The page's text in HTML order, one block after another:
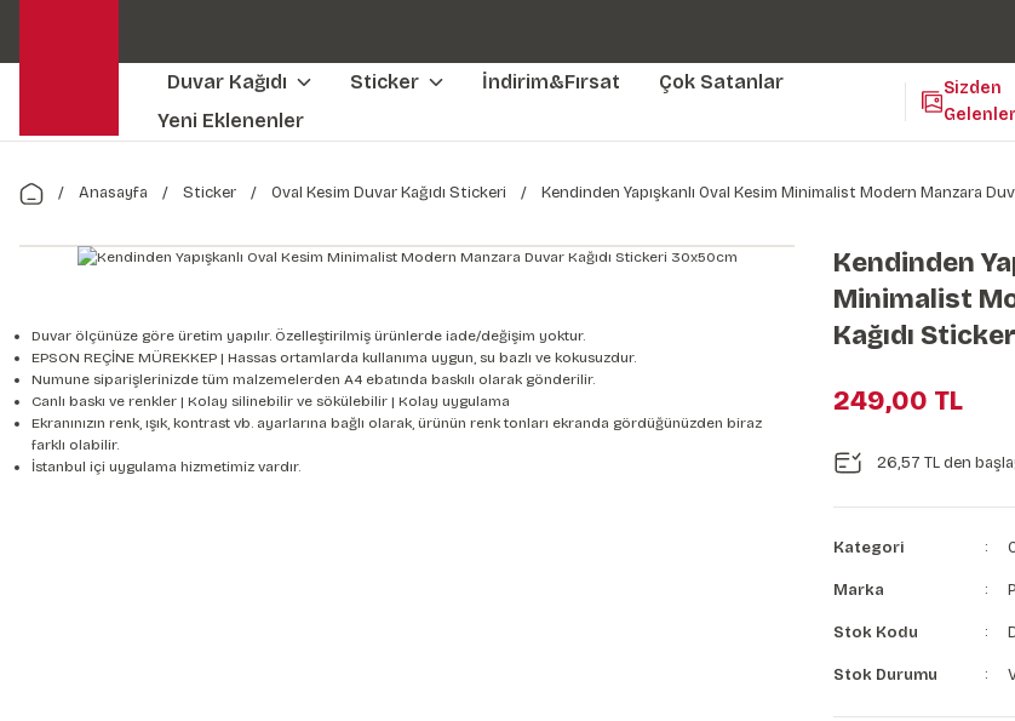
Kendinden Yapışkanlı Kolay Uygulanan Duvar
Duvar Kağıdı Sticker İndirim&Fırsat
Çok Satanlar
Yeni Eklenenler
Sizden
Gelenler
Anasayfa Sticker Oval Kesim Duvar Kağıdı Stickeri Kendinden Yapışkanlı Oval Kesim Minimalist Modern Manzara
Duvar ölçünüze göre üretim yapılır. Özelleştirilmiş ürünlerde iade/değişim yoktur.
EPSON REÇİNE MÜREKKEP | Hassas ortamlarda kullanıma uygun, su bazlı ve kokusuzdur.
Numune siparişlerinizde tüm malzemelerden A4 ebatında baskılı olarak gönderilir.
Canlı baskı ve renkler | Kolay silinebilir ve sökülebilir | Kolay uygulama
Ekranınızın renk, ışık, kontrast vb. ayarlarına bağlı olarak, ürünün renk tonları ekranda gördüğünüzden biraz
farklı olabilir.
İstanbul içi uygulama hizmetimiz vardır.
Kendinden
Minimalist
Kağıdı
249,00 TL
26,57 TL den
Kategori
Marka
Stok Kodu
Stok Durumu